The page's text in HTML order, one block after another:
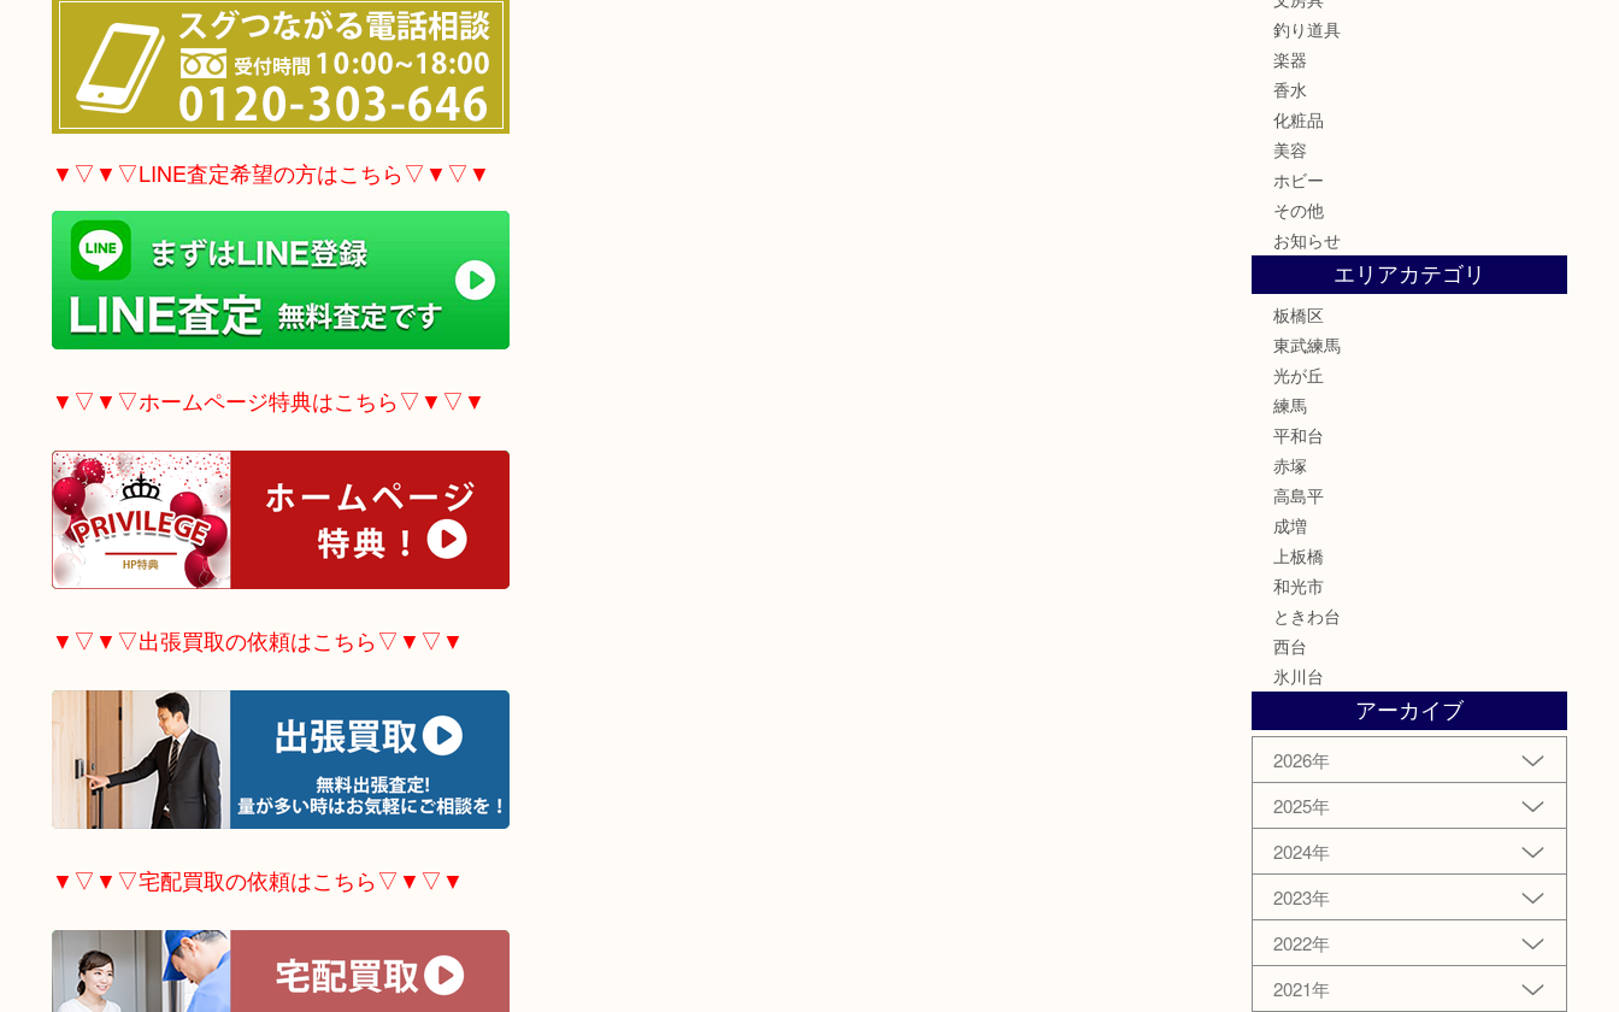
▼▽▼▽LINE査定希望の方はこちら▽▼▽▼
▼▽▼▽ホームページ特典はこちら▽▼▽▼
▼▽▼▽出張買取の依頼はこちら▽▼▽▼
▼▽▼▽宅配買取の依頼はこちら▽▼▽▼
釣り道具
楽器
香水
化粧品
美容
ホビー
その他
お知らせ
エリアカテゴリ
板橋区
東武練馬
光が丘
練馬
平和台
赤塚
高島平
成増
上板橋
和光市
ときわ台
西台
氷川台
アーカイブ
2026年
2025年
2024年
2023年
2022年
2021年